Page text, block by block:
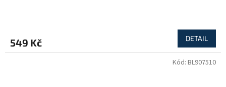
549 Kč DETAIL
Kód: BL907510